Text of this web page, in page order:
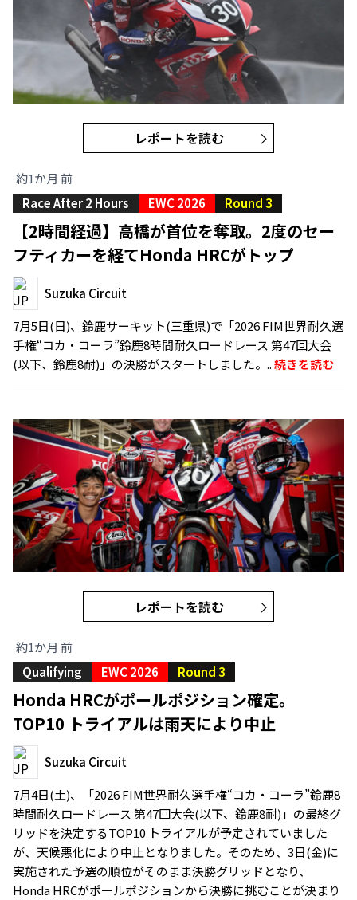
レポートを読む
約1か月 前
Race After 2 Hours
EWC 2026 Round 3
【2時間経過】高橋が首位を奪取。2度のセー
フティカーを経てHonda HRCがトップ
Suzuka Circuit
7月5日(日)、鈴鹿サーキット(三重県)で「2026 FIM世界耐久選
手権“コカ・コーラ”鈴鹿8時間耐久ロードレース 第47回大会
(以下、鈴鹿8耐)」の決勝がスタートしました。..続きを読む
レポートを読む
約1か月 前
Qualifying
EWC 2026 Round 3
Honda HRCがポールポジション確定。
TOP10 トライアルは雨天により中止
Suzuka Circuit
7月4日(土)、「2026 FIM世界耐久選手権“コカ・コーラ”鈴鹿8
時間耐久ロードレース 第47回大会(以下、鈴鹿8耐)」の最終グ
リッドを決定するTOP10 トライアルが予定されていました
が、天候悪化により中止となりました。そのため、3日(金)に
実施された予選の順位がそのまま決勝グリッドとなり、
Honda HRCがポールポジションから決勝に挑むことが決まり